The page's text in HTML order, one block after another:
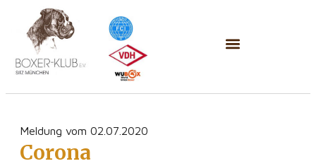
Meldung vom 02.07.2020
Corona